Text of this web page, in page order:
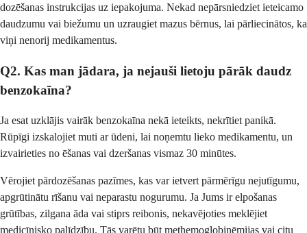
dozēšanas instrukcijas uz iepakojuma. Nekad nepārsniedziet ieteicamo
daudzumu vai biežumu un uzraugiet mazus bērnus, lai pārliecinātos, ka
viņi nenorij medikamentus.
Q2. Kas man jādara, ja nejauši lietoju pārāk daudz
benzokaīna?
Ja esat uzklājis vairāk benzokaīna nekā ieteikts, nekrītiet panikā.
Rūpīgi izskalojiet muti ar ūdeni, lai noņemtu lieko medikamentu, un
izvairieties no ēšanas vai dzeršanas vismaz 30 minūtes.
Vērojiet pārdozēšanas pazīmes, kas var ietvert pārmērīgu nejutīgumu,
apgrūtinātu rīšanu vai neparastu nogurumu. Ja Jums ir elpošanas
grūtības, zilgana āda vai stiprs reibonis, nekavējoties meklējiet
medicīnisko palīdzību. Tās varētu būt methemoglobinēmijas vai citu